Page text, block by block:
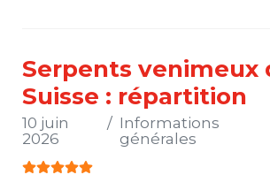
Serpents venimeux
Suisse : répartition
Informations
générales
10 juin
2026
Vote utilisateur: